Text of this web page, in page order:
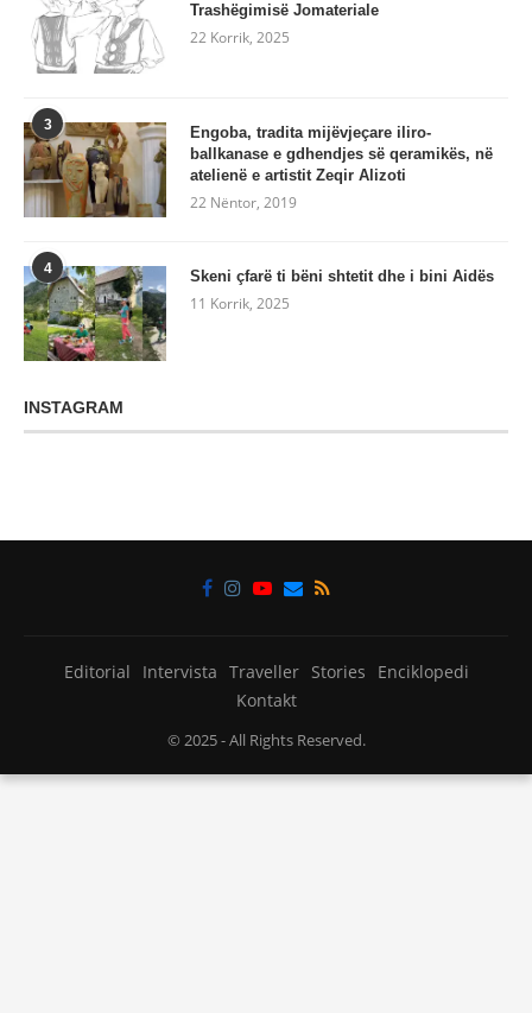
Trashëgimisë Jomateriale
22 Korrik, 2025
3
Engoba, tradita mijëvjeçare iliro-
ballkanase e gdhendjes së qeramikës, në
atelienë e artistit Zeqir Alizoti
22 Nëntor, 2019
4 Skeni çfarë ti bëni shtetit dhe i bini Aidës
11 Korrik, 2025
INSTAGRAM
Editorial Intervista Traveller Stories
Enciklopedi
Kontakt
© 2025- All Rights Reserved.